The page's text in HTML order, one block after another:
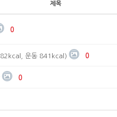
제목
0
운동 841kcal) 0
0